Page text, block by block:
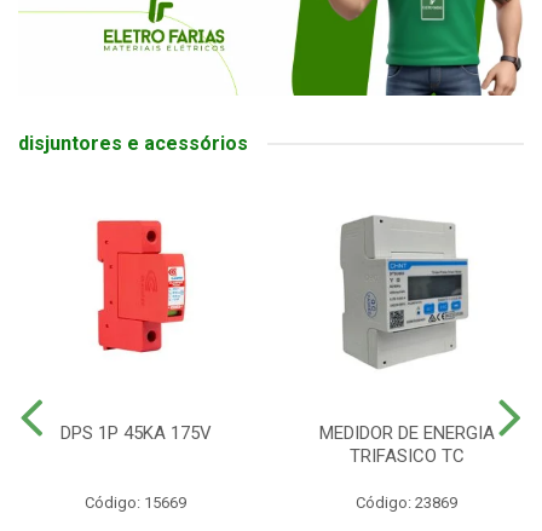
disjuntores e acessórios
DPS 1P 45KA 175V
Código: 15669
MEDIDOR DE ENERGIA
TRIFASICO TC
Código: 23869